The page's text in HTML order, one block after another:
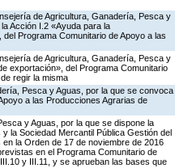
de Agricultura, Ganadería, Pesca y
Acción I.2 «Ayuda para la
Programa Comunitario de Apoyo a las
de Agricultura, Ganadería, Pesca y
exportación», del Programa Comunitario
regir la misma
Pesca y Aguas, por la que se convoca
a las Producciones Agrarias de
y Aguas, por la que se dispone la
la Sociedad Mercantil Pública Gestión del
la Orden de 17 de noviembre de 2016
en el Programa Comunitario de
y III.11, y se aprueban las bases que